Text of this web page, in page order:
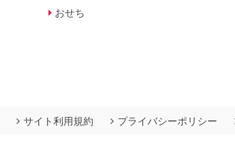
おせち
サイト利用規約 プライバシーポリシー